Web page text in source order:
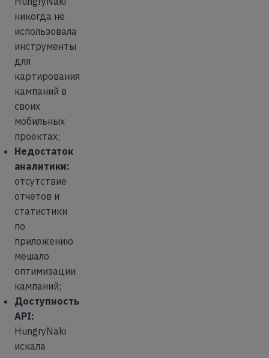
никогда не
использовала
инструменты
для
картирования
кампаний в
своих
мобильных
проектах;
Недостаток
аналитики:
отсутствие
отчетов и
статистики
по
приложению
мешало
оптимизации
кампаний;
Доступность
API:
HungryNaki
искала